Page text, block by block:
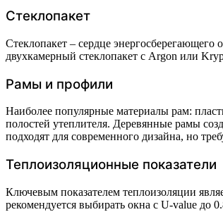
Стеклопакет
Стеклопакет – сердце
двухкамерный стеклопакет с Argon или
Рамы и профили
Наиболее популярные материалы рам:
полостей утеплителя. Деревянные рамы
подходят для современного дизайна, но
Теплоизоляционные показатели
Ключевым показателем теплоизоляции
рекомендуется выбирать окна с U-value до